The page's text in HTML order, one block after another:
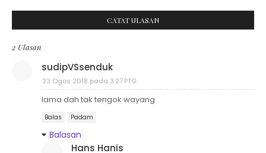
CATAT ULASAN
2 Ulasan
sudipVSsenduk
23 Ogos 2018 pada 3:27 PTG
lama dah tak tengok wayang
Balas Padam
Balasan
Hans Hanis